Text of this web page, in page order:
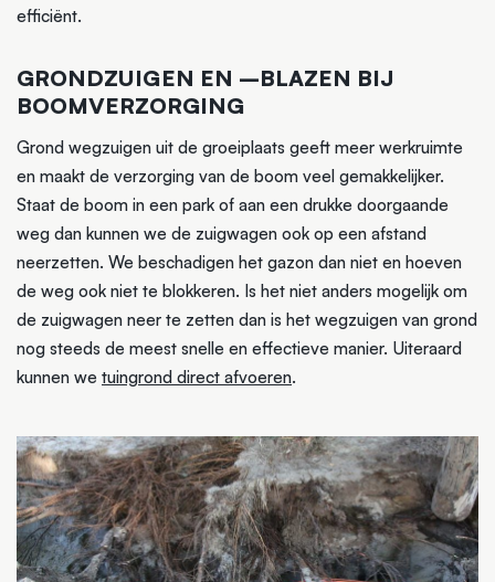
efficiënt.
GRONDZUIGEN EN –BLAZEN BIJ
BOOMVERZORGING
Grond wegzuigen uit de groeiplaats geeft meer werkruimte
en maakt de verzorging van de boom veel gemakkelijker.
Staat de boom in een park of aan een drukke doorgaande
weg dan kunnen we de zuigwagen ook op een afstand
neerzetten. We beschadigen het gazon dan niet en hoeven
de weg ook niet te blokkeren. Is het niet anders mogelijk om
de zuigwagen neer te zetten dan is het wegzuigen van grond
nog steeds de meest snelle en effectieve manier. Uiteraard
kunnen we tuingrond direct afvoeren.